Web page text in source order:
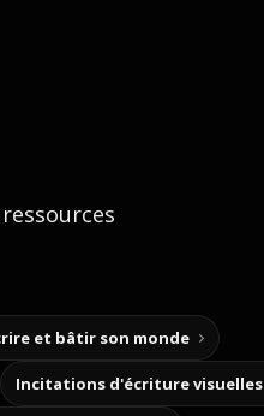
et bâtir son monde
Incitations d'écriture visuelles